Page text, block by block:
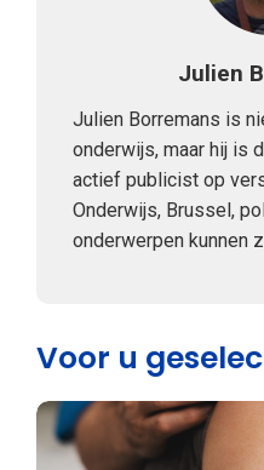
Julien
Julien Borremans is
onderwijs, maar hij is
actief publicist op
Onderwijs, Brussel,
onderwerpen kunnen
Voor u